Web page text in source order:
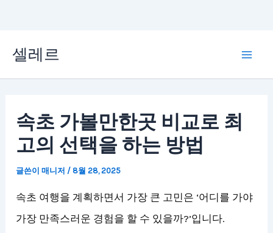
츠
셀레르
속초 가볼만한곳 비교로 최
고의 선택을 하는 방법
글쓴이매니저 / 8월 28, 2025
속초 여행을 계획하면서 가장 큰 고민은 ‘어디를 가야
가장 만족스러운 경험을 할 수 있을까?’입니다.